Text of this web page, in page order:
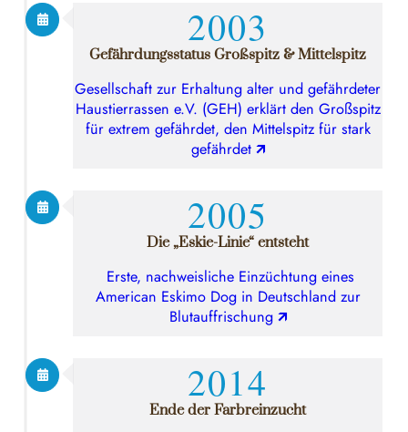
2003
Gefährdungsstatus Großspitz & Mittelspitz
Gesellschaft zur Erhaltung alter und gefährdeter
Haustierrassen e.V. (GEH) erklärt den Großspitz
für extrem gefährdet, den Mittelspitz für stark
gefährdet 🡭
2005
Die „Eskie-Linie“ entsteht
Erste, nachweisliche Einzüchtung eines
American Eskimo Dog in Deutschland zur
Blutauffrischung 🡭
2014
Ende der Farbreinzucht